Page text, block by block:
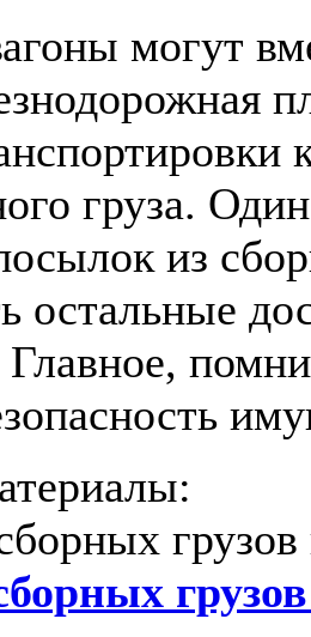
могут
груза.
из
остальные
Главное,